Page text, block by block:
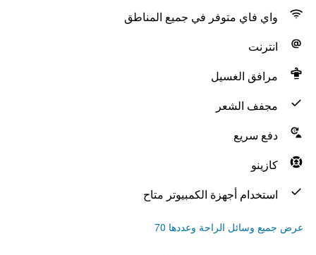
واي فاي متوفر في جميع المناطق
انترنت
مرافق الغسيل
مجفف الشعر
دفع سريع
كازينو
استخدام أجهزة الكمبيوتر متاح
عرض جميع وسائل الراحة وعددها 70